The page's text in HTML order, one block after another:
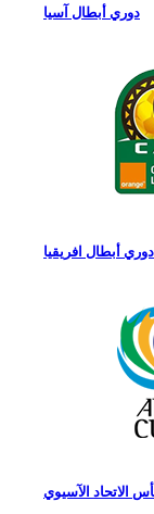
دوري أبطال آسيا
دوري أبطال افريقيا
الاتحاد الآسيوي